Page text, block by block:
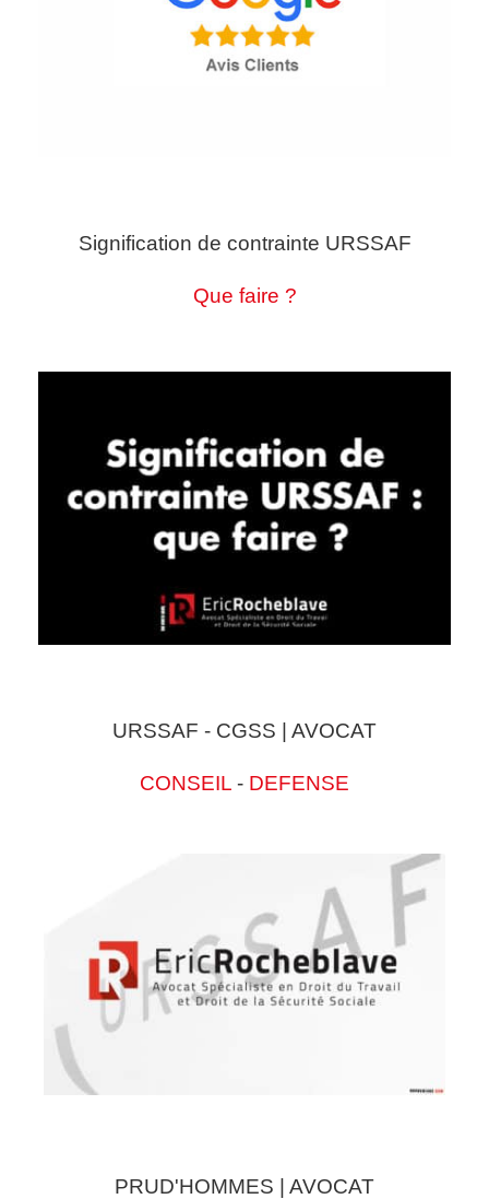
Signification de contrainte URSSAF
Que faire ?
URSSAF - CGSS | AVOCAT
CONSEIL - DEFENSE
PRUD'HOMMES | AVOCAT